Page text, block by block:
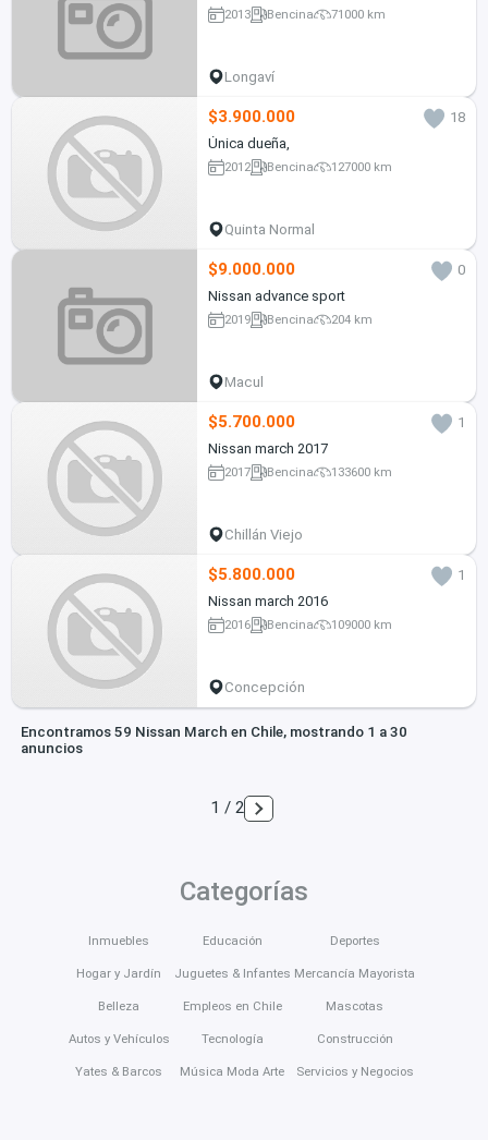
2013 Bencina 71000 km
Longaví
$3.900.000
18
Única dueña,
2012 Bencina 127000 km
Quinta Normal
$9.000.000
0
Nissan advance sport
2019 Bencina 204 km
Macul
$5.700.000
1
Nissan march 2017
2017 Bencina 133600 km
Chillán Viejo
$5.800.000
1
Nissan march 2016
2016 Bencina 109000 km
Concepción
Encontramos 59 Nissan March en Chile, mostrando 1 a 30
anuncios
1 / 2
Categorías
Inmuebles
Hogar y Jardín
Belleza
Autos y Vehículos
Yates & Barcos
Educación
Juguetes & Infantes
Empleos en Chile
Tecnología
Música Moda Arte
Deportes
Mercancía Mayorista
Mascotas
Construcción
Servicios y Negocios